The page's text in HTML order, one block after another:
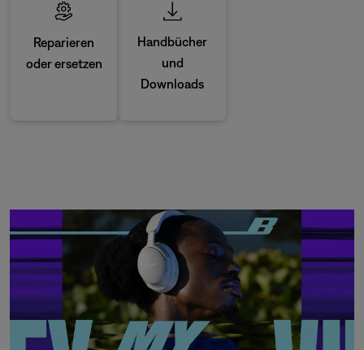
Reparieren
oder ersetzen
Handbücher
und
Downloads